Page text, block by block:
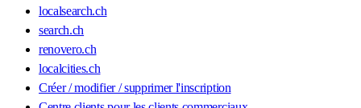
localsearch.ch
search.ch
renovero.ch
localcities.ch
Créer / modifier / supprimer l'inscription